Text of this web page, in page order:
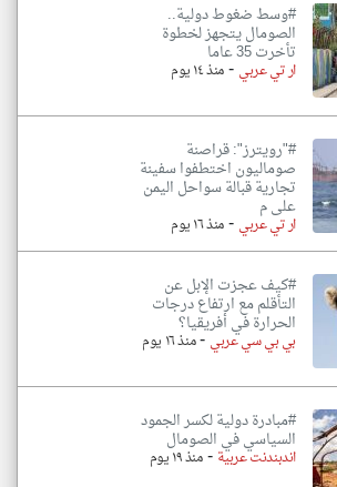
#وسط ضغوط دولية..
الصومال يتجهز لخطوة
تأخرت 35 عاما
ار تي عربي -منذ ١٤ يوم
#"رويترز": قراصنة
صوماليون اختطفوا سفينة
تجارية قبالة سواحل اليمن
على م
ار تي عربي -منذ ١٦ يوم
#كيف عجزت الإبل عن
التأقلم مع ارتفاع درجات
الحرارة في أفريقيا؟
بي بي سي عربي-منذ ١٦ يوم
#مبادرة دولية لكسر الجمود
السياسي في الصومال
اندبندنت عربية -منذ ١٩ يوم